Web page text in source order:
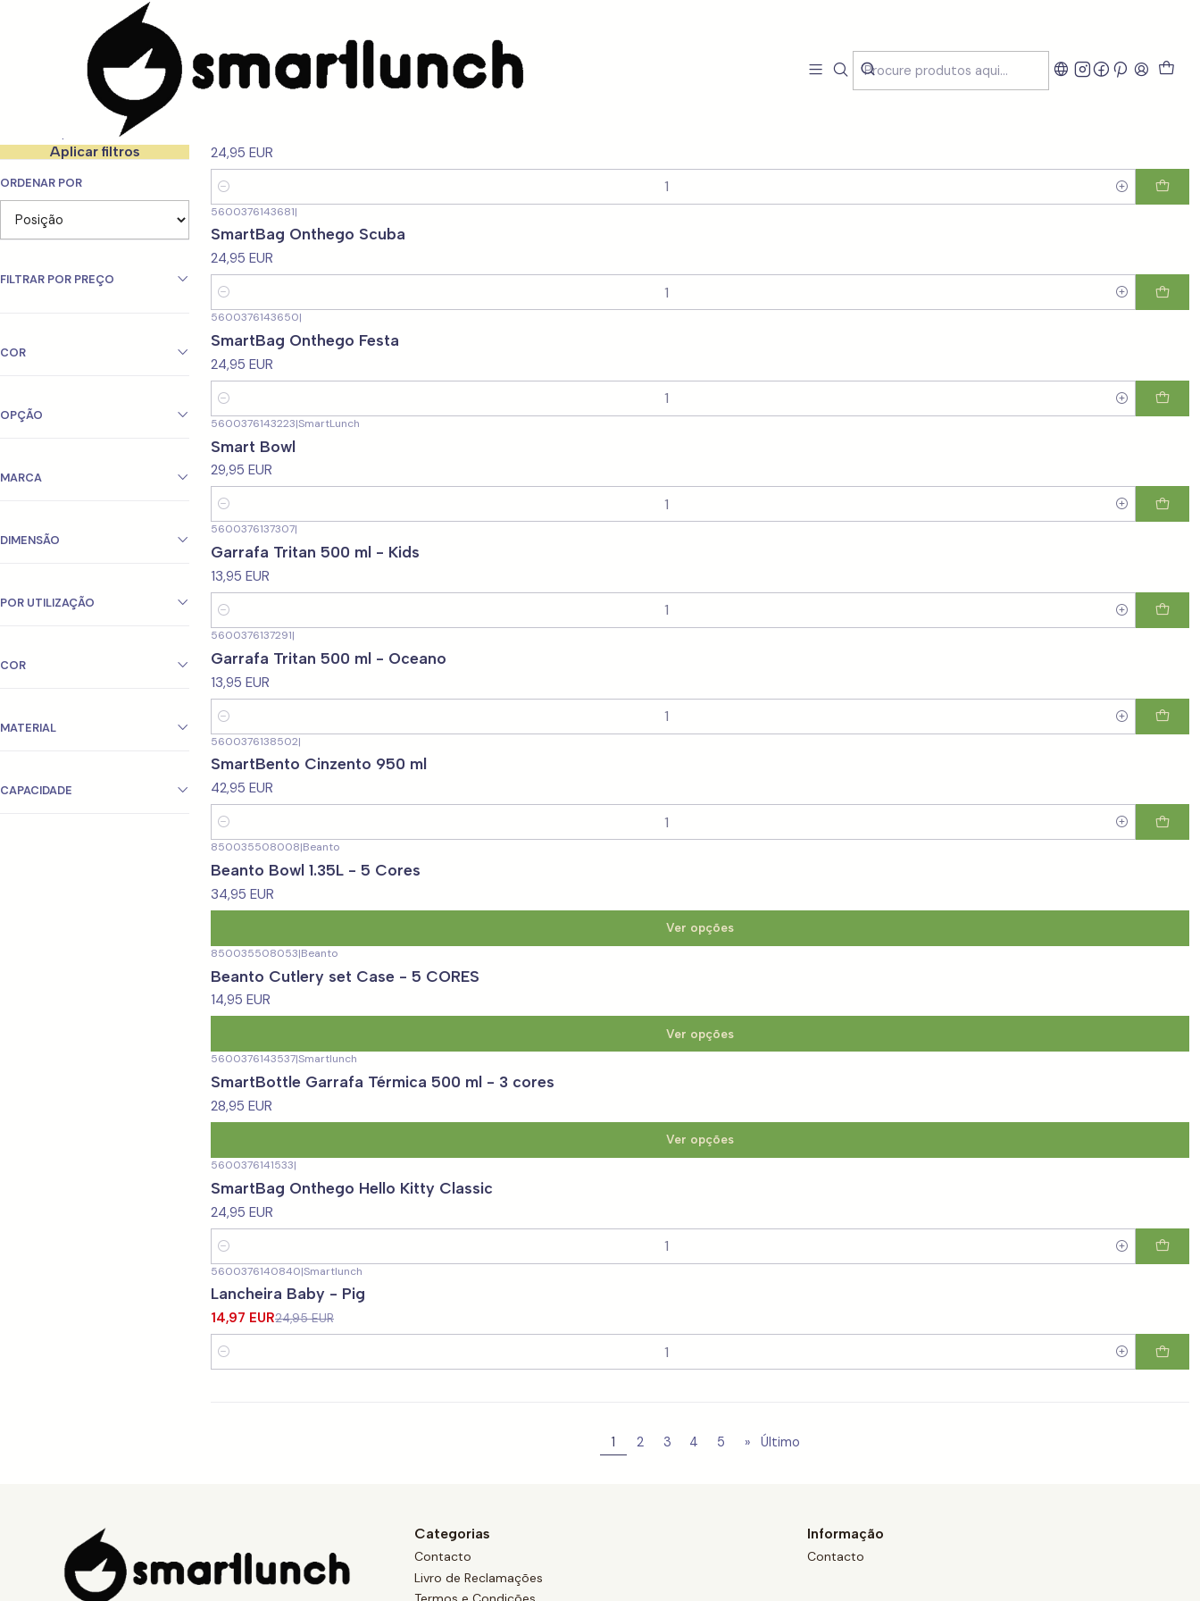
CARACTERISTICAS
Para Jovens
Filtrar produtos
Aplicar filtros
ORDENAR POR
FILTRAR POR PREÇO
COR
OPÇÃO
MARCA
DIMENSÃO
POR UTILIZAÇÃO
COR
MATERIAL
CAPACIDADE
24,95 EUR
Quantidade
5600376143681|
SmartBag Onthego Scuba
24,95 EUR
Quantidade
5600376143650|
SmartBag Onthego Festa
24,95 EUR
Quantidade
5600376143223|SmartLunch
Smart Bowl
29,95 EUR
Quantidade
5600376137307|
Garrafa Tritan 500 ml - Kids
13,95 EUR
Quantidade
5600376137291|
Garrafa Tritan 500 ml - Oceano
13,95 EUR
Quantidade
5600376138502|
SmartBento Cinzento 950 ml
42,95 EUR
Quantidade
850035508008|Beanto
Beanto Bowl 1.35L - 5 Cores
34,95 EUR
Ver opções
850035508053|Beanto
Beanto Cutlery set Case - 5 CORES
14,95 EUR
Ver opções
5600376143537|Smartlunch
SmartBottle Garrafa Térmica 500 ml - 3 cores
28,95 EUR
Ver opções
5600376141533|
SmartBag Onthego Hello Kitty Classic
24,95 EUR
Quantidade
-40% DESCONTO
5600376140840|Smartlunch
Lancheira Baby - Pig
14,97 EUR24,95 EUR
Quantidade
1 2 3 4 5 » Último
Categorias
Contacto
Livro de Reclamações
Informação
Contacto